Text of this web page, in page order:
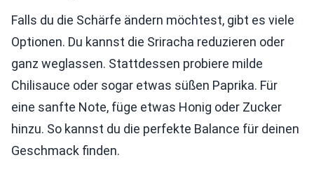
Falls du die Schärfe ändern möchtest, gibt es viele
Optionen. Du kannst die Sriracha reduzieren oder
ganz weglassen. Stattdessen probiere milde
Chilisauce oder sogar etwas süßen Paprika. Für
eine sanfte Note, füge etwas Honig oder Zucker
hinzu. So kannst du die perfekte Balance für deinen
Geschmack finden.